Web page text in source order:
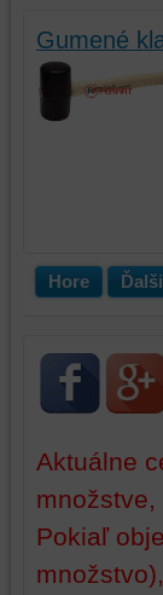
Gumené
Hore
Aktuálne
Pokiaľ
mali
používateľský
účet
a/alebo
zdroje
widgety
atď.